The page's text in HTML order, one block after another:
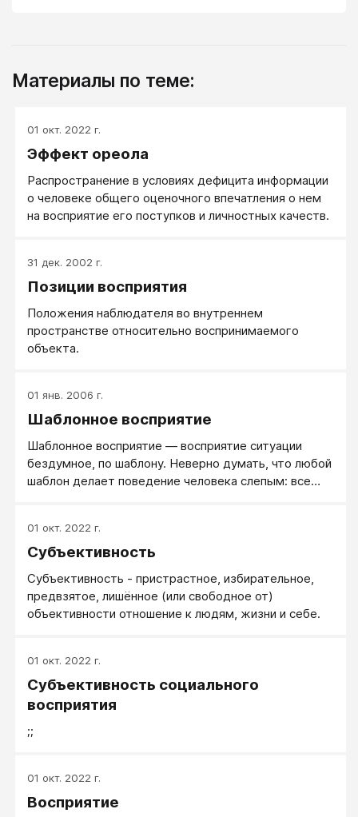
Материалы по теме:
01 окт. 2022 г.
Эффект ореола
Распространение в условиях дефицита информации
о человеке общего оценочного впечатления о нем
на восприятие его поступков и личностных качеств.
31 дек. 2002 г.
Позиции восприятия
Положения наблюдателя во внутреннем
пространстве относительно воспринимаемого
объекта.
01 янв. 2006 г.
Шаблонное восприятие
Шаблонное восприятие — восприятие ситуации
бездумное, по шаблону. Неверно думать, что любой
шаблон делает поведение человека слепым: все
поведение такого человека уместно и адекватно.
Если же шаблон ограниченный, упрощенный или
жизнью бедной и реагирует мало адекватно.
01 окт. 2022 г.
Субъективность
Субъективность - пристрастное, избирательное,
предвзятое, лишённое (или свободное от)
объективности отношение к людям, жизни и себе.
01 окт. 2022 г.
Субъективность социального
восприятия
;;
01 окт. 2022 г.
Восприятие